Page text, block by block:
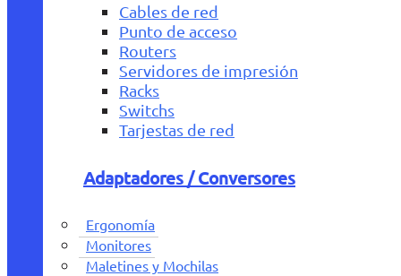
Cables de red
Punto de acceso
Routers
Servidores de impresión
Racks
Switchs
Tarjestas de red
Adaptadores / Conversores
Ergonomía
Monitores
Maletines y Mochilas